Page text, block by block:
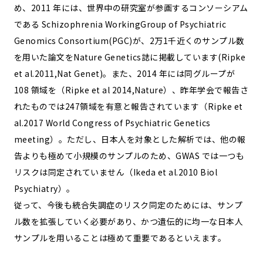
め、2011 年には、世界中の研究室が参画するコンソーシアム
である Schizophrenia WorkingGroup of Psychiatric
Genomics Consortium(PGC)が、2万1千近くのサンプル数
を用いた論文をNature Genetics誌に掲載しています(Ripke
et al.2011,Nat Genet)。また、2014 年には同グループが
108 領域を（Ripke et al 2014,Nature）、昨年学会で報告さ
れたものでは247領域を有意と報告されています（Ripke et
al.2017 World Congress of Psychiatric Genetics
meeting）。ただし、日本人を対象とした解析では、他の報
告よりも極めて小規模のサンプルのため、GWAS では一つも
リスクは同定されていません（Ikeda et al.2010 Biol
Psychiatry）。
従って、今後も統合失調症のリスク同定のためには、サンプ
ル数を拡張していく必要があり、かつ遺伝的に均一な日本人
サンプルを用いることは極めて重要であるといえます。